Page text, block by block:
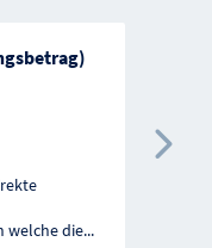
welche die...